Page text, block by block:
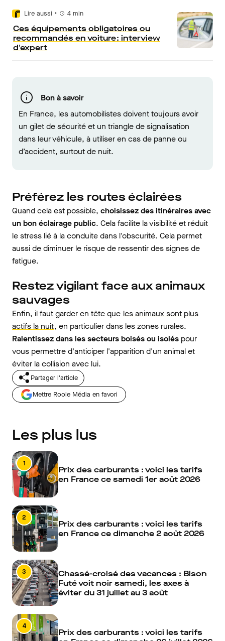
Lire aussi • 4 min
Ces équipements obligatoires ou
recommandés en voiture : interview
d'expert
Bon à savoir
En France, les automobilistes doivent toujours avoir
un gilet de sécurité et un triangle de signalisation
dans leur véhicule, à utiliser en cas de panne ou
d’accident, surtout de nuit​.
Préférez les routes éclairées
Quand cela est possible, choisissez des itinéraires avec
un bon éclairage public. Cela facilite la visibilité et réduit
le stress lié à la conduite dans l'obscurité. Cela permet
aussi de diminuer le risque de ressentir des signes de
fatigue.
Restez vigilant face aux animaux
sauvages
Enfin, il faut garder en tête que les animaux sont plus
actifs la nuit, en particulier dans les zones rurales.
Ralentissez dans les secteurs boisés ou isolés pour
vous permettre d'anticiper l'apparition d'un animal et
éviter la collision avec lui.
Partager l'article
Mettre Roole Média en favori
Les plus lus
1
Prix des carburants : voici les tarifs
en France ce samedi 1er août 2026
2
Prix des carburants : voici les tarifs
en France ce dimanche 2 août 2026
3
Chassé-croisé des vacances : Bison
Futé voit noir samedi, les axes à
éviter du 31 juillet au 3 août
4
Prix des carburants : voici les tarifs